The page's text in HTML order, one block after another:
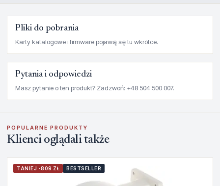
Pliki do pobrania
Karty katalogowe i firmware pojawią się tu wkrótce.
Pytania i odpowiedzi
Masz pytanie o ten produkt? Zadzwoń: +48 504 500 007.
POPULARNE PRODUKTY
Klienci oglądali także
TANIEJ -809 ZŁ BESTSELLER